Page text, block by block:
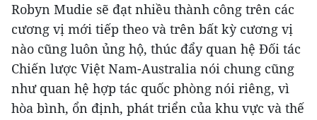
Robyn Mudie sẽ đạt nhiều thành công trên các
cương vị mới tiếp theo và trên bất kỳ cương vị
nào cũng luôn ủng hộ, thúc đẩy quan hệ Đối tác
Chiến lược Việt Nam-Australia nói chung cũng
như quan hệ hợp tác quốc phòng nói riêng, vì
hòa bình, ổn định, phát triển của khu vực và thế